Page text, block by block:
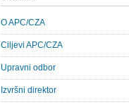
O APC/CZA
Ciljevi APC/CZA
Upravni odbor
Izvršni direktor